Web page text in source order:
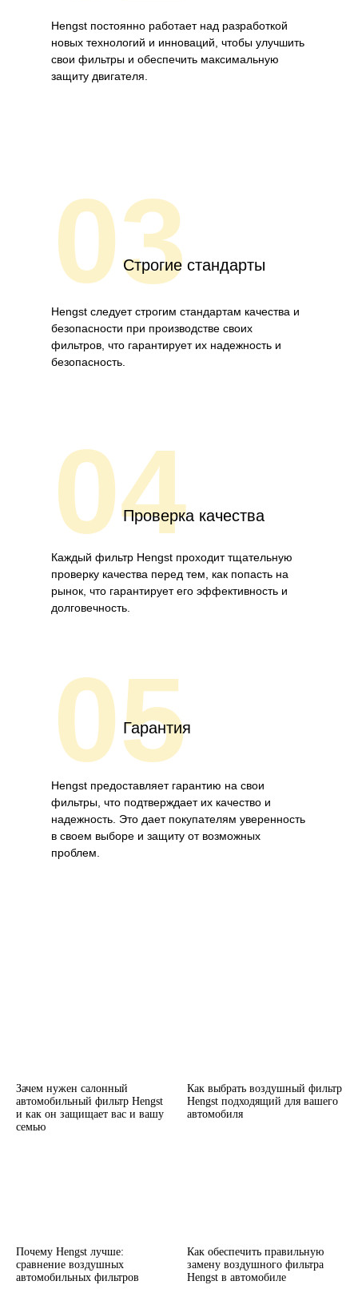
Hengst постоянно работает над разработкой
новых технологий и инноваций, чтобы улучшить
свои фильтры и обеспечить максимальную
защиту двигателя.
03Строгие стандарты
Hengst следует строгим стандартам качества и
безопасности при производстве своих
фильтров, что гарантирует их надежность и
безопасность.
04Проверка качества
Каждый фильтр Hengst проходит тщательную
проверку качества перед тем, как попасть на
рынок, что гарантирует его эффективность и
долговечность.
05
Гарантия
Hengst предоставляет гарантию на свои
фильтры, что подтверждает их качество и
надежность. Это дает покупателям уверенность
в своем выборе и защиту от возможных
проблем.
Зачем нужен салонный
автомобильный фильтр Hengst
и как он защищает вас и вашу
семью
Как выбрать воздушный фильтр
Hengst подходящий для вашего
автомобиля
Почему Hengst лучше:
сравнение воздушных
автомобильных фильтров
Как обеспечить правильную
замену воздушного фильтра
Hengst в автомобиле